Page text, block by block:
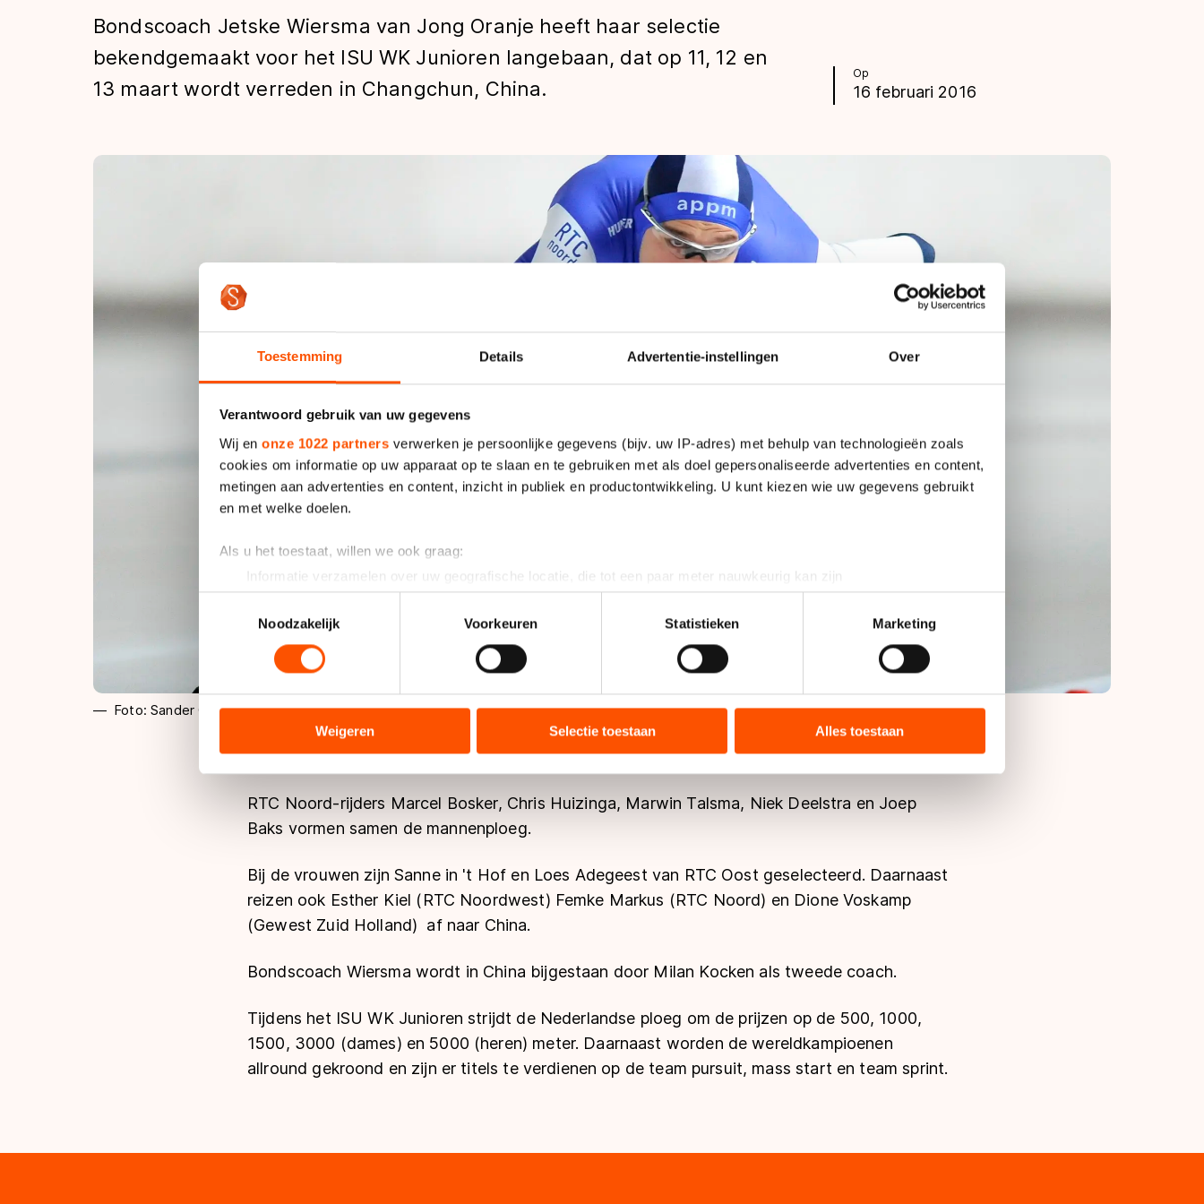
Toestemming Details Advertentie-instellingen Over
Verantwoord gebruik van uw gegevens
Wij en onze 1022 partners verwerken je persoonlijke gegevens (bijv. uw IP-adres) met behulp van technologieën zoals
cookies om informatie op uw apparaat op te slaan en te gebruiken met als doel gepersonaliseerde advertenties en content,
metingen aan advertenties en content, inzicht in publiek en productontwikkeling. U kunt kiezen wie uw gegevens gebruikt
en met welke doelen.
Als u het toestaat, willen we ook graag:
Informatie verzamelen over uw geografische locatie, die tot een paar meter nauwkeurig kan zijn
Uw apparaat identificeren door het actief te scannen op specifieke eigenschappen (fingerprinting)
Lees meer over hoe uw persoonlijke gegevens worden verwerkt en stel uw voorkeuren in het
detailgedeeltein. U kunt uw
toestemming op elk moment wijzigen of intrekken in de Cookieverklaring.
analyseren. We delen informatie over uw gebruik van onze site met onze partners voor social media, advertenties en
analyse. Zij kunnen deze combineren met andere gegevens die u aan hen heeft verstrekt of die zij hebben verzameld via
hun services. Sommige partners kunnen gegevens doorgeven aan landen buiten de EU, zoals de VS, waar mogelijk geen
adequaat beschermingsniveau geldt volgens de GDPR. Door op ‘Toestaan’ te klikken, stemt u in met deze overdracht.
Meer informatie vindt u in ons
cookiebeleid
Noodzakelijk
Voorkeuren Statistieken Marketing
Weigeren Selectie toestaan Alles toestaan
Tijden & historie
De weg op
Schaatsfans
Op
16 februari 2016
Bondscoach Jetske Wiersma van Jong Oranje heeft haar selectie
bekendgemaakt voor het ISU WK Junioren langebaan, dat op 11, 12 en
13 maart wordt verreden in Changchun, China.
Foto: Sander Chamid
RTC Noord-rijders Marcel Bosker, Chris Huizinga, Marwin Talsma, Niek Deelstra en Joep
Baks vormen samen de mannenploeg.
Bij de vrouwen zijn Sanne in 't Hof en Loes Adegeest van RTC Oost geselecteerd. Daarnaast
reizen ook Esther Kiel (RTC Noordwest) Femke Markus (RTC Noord) en Dione Voskamp
(Gewest Zuid Holland) af naar China.
Bondscoach Wiersma wordt in China bijgestaan door Milan Kocken als tweede coach.
Tijdens het ISU WK Junioren strijdt de Nederlandse ploeg om de prijzen op de 500, 1000,
1500, 3000 (dames) en 5000 (heren) meter. Daarnaast worden de wereldkampioenen
allround gekroond en zijn er titels te verdienen op de team pursuit, mass start en team sprint.